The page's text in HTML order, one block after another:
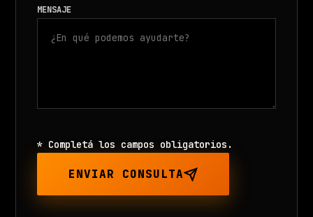
MENSAJE
* Completá los campos obligatorios.
ENVIAR CONSULTA